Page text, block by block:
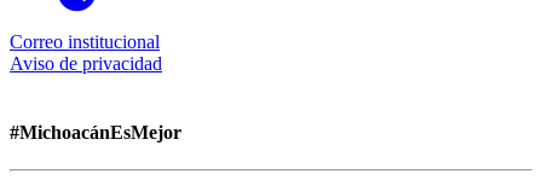
Correo institucional
Aviso de privacidad
#MichoacánEsMejor